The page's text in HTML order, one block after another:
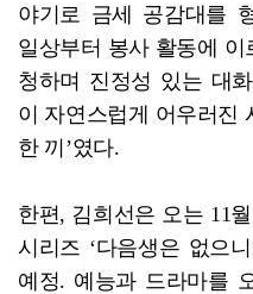
야기로 금세 공감대를
일상부터 봉사 활동에
청하며 진정성 있는 대
이 자연스럽게 어우러진
한 끼’였다.
한편, 김희선은 오는 11
시리즈 ‘다음생은 없으
예정. 예능과 드라마를